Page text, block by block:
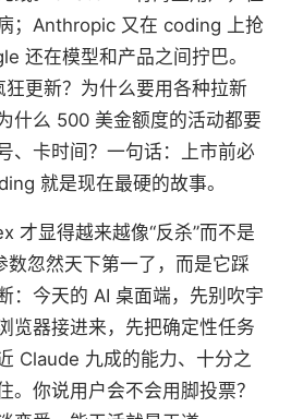
；Anthropic 又在 coding 上抢
还在模型和产品之间拧巴。
更新？为什么要用各种拉新
什么 500 美金额度的活动都要
、卡时间？一句话：上市前必
就是现在最硬的故事。
才显得越来越像“反杀”而不是
数忽然天下第一了，而是它踩
：今天的 AI 桌面端，先别吹宇
览器接进来，先把确定性任务
Claude 九成的能力、十分之
。你说用户会不会用脚投票？